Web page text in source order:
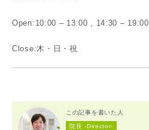
Open:10:00 – 13:00 , 14:30 – 19:00
Close:木・日・祝
この記事を書いた人
院長 -Director-